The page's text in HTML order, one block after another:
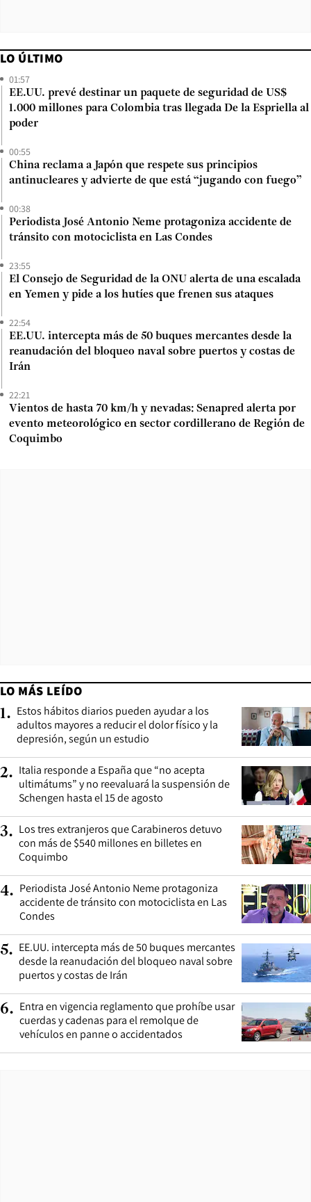
LO ÚLTIMO
01:57
EE.UU. prevé destinar un paquete de seguridad de US$
1.000 millones para Colombia tras llegada De la Espriella al
poder
00:55
China reclama a Japón que respete sus principios
antinucleares y advierte de que está “jugando con fuego”
00:38
Periodista José Antonio Neme protagoniza accidente de
tránsito con motociclista en Las Condes
23:55
El Consejo de Seguridad de la ONU alerta de una escalada
en Yemen y pide a los hutíes que frenen sus ataques
22:54
EE.UU. intercepta más de 50 buques mercantes desde la
reanudación del bloqueo naval sobre puertos y costas de
Irán
22:21
Vientos de hasta 70 km/h y nevadas: Senapred alerta por
evento meteorológico en sector cordillerano de Región de
Coquimbo
LO MÁS LEÍDO
1. Estos hábitos diarios pueden ayudar a los
adultos mayores a reducir el dolor físico y la
depresión, según un estudio
2. Italia responde a España que “no acepta
ultimátums” y no reevaluará la suspensión de
Schengen hasta el 15 de agosto
3. Los tres extranjeros que Carabineros detuvo
con más de $540 millones en billetes en
Coquimbo
4. Periodista José Antonio Neme protagoniza
accidente de tránsito con motociclista en Las
Condes
5. EE.UU. intercepta más de 50 buques mercantes
desde la reanudación del bloqueo naval sobre
puertos y costas de Irán
6. Entra en vigencia reglamento que prohíbe usar
cuerdas y cadenas para el remolque de
vehículos en panne o accidentados